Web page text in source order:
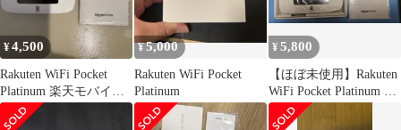
¥4,500
Rakuten WiFi Pocket
Platinum 楽天モバイル
ルーター
¥5,000
Rakuten WiFi Pocket
Platinum
¥5,800
【ほぼ未使用】Rakuten
WiFi Pocket Platinum 箱
付